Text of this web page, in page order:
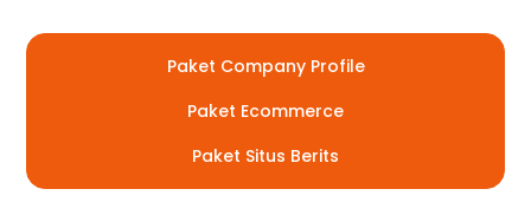
Paket Company Profile
Paket Ecommerce
Paket Situs Berits